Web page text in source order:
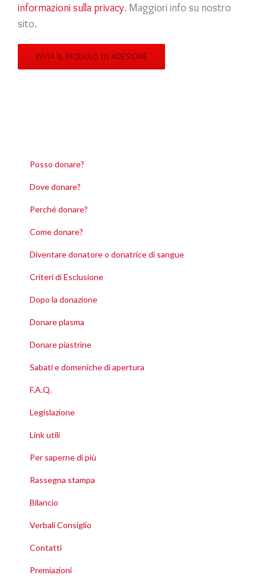
informazioni sulla privacy. Maggiori info su nostro
sito.
Posso donare?
Dove donare?
Perché donare?
Come donare?
Diventare donatore o donatrice di sangue
Criteri di Esclusione
Dopo la donazione
Donare plasma
Donare piastrine
Sabati e domeniche di apertura
F.A.Q.
Legislazione
Link utili
Per saperne di più
Rassegna stampa
Bilancio
Verbali Consiglio
Contatti
Premiazioni